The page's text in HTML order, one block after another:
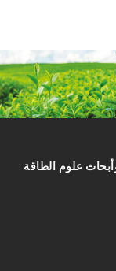
علوم الطاقة